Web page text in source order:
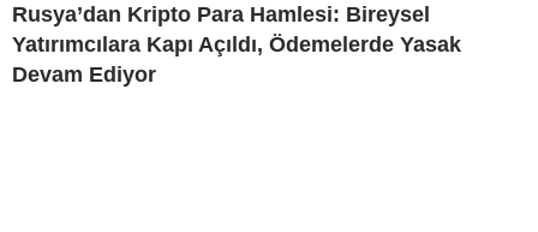
Rusya’dan Kripto Para Hamlesi: Bireysel
Yatırımcılara Kapı Açıldı, Ödemelerde Yasak
Devam Ediyor